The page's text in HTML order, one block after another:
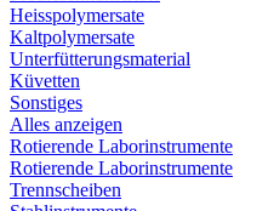
Heisspolymersate
Kaltpolymersate
Unterfütterungsmaterial
Küvetten
Sonstiges
Alles anzeigen
Rotierende Laborinstrumente
Rotierende Laborinstrumente
Trennscheiben